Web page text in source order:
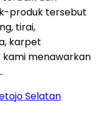
produk tersebut
tirai,
karpet
kami menawarkan